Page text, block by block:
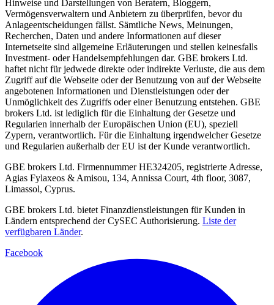
Hinweise und Darstellungen von Beratern, Bloggern,
Vermögensverwaltern und Anbietern zu überprüfen, bevor du
Anlageentscheidungen fällst. Sämtliche News, Meinungen,
Recherchen, Daten und andere Informationen auf dieser
Internetseite sind allgemeine Erläuterungen und stellen keinesfalls
Investment- oder Handelsempfehlungen dar. GBE brokers Ltd.
haftet nicht für jedwede direkte oder indirekte Verluste, die aus dem
Zugriff auf die Webseite oder der Benutzung von auf der Webseite
angebotenen Informationen und Dienstleistungen oder der
Unmöglichkeit des Zugriffs oder einer Benutzung entstehen. GBE
brokers Ltd. ist lediglich für die Einhaltung der Gesetze und
Regularien innerhalb der Europäischen Union (EU), speziell
Zypern, verantwortlich. Für die Einhaltung irgendwelcher Gesetze
und Regularien außerhalb der EU ist der Kunde verantwortlich.
GBE brokers Ltd. Firmennummer HE324205, registrierte Adresse,
Agias Fylaxeos & Amisou, 134, Annissa Court, 4th floor, 3087,
Limassol, Cyprus.
GBE brokers Ltd. bietet Finanzdienstleistungen für Kunden in
Ländern entsprechend der CySEC Authorisierung. Liste der
verfügbaren Länder.
Facebook